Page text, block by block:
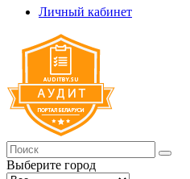
Личный кабинет
Выберите город